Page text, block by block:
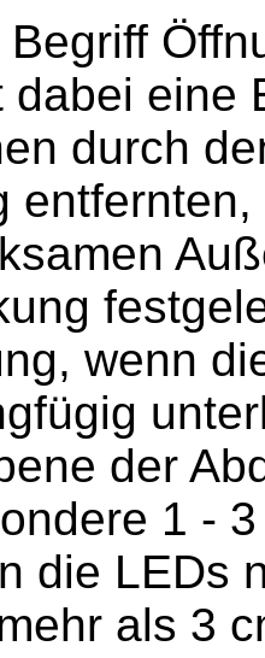
Begriff
dabei eine
durch
wenn
der
1 -
die LEDs
als 3